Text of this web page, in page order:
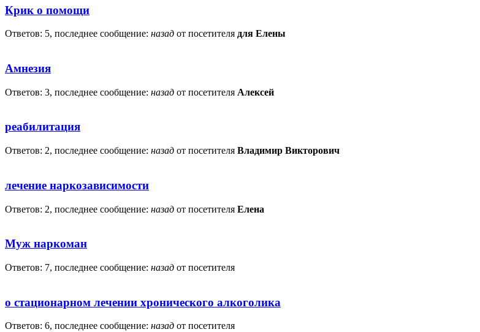
Крик о помощи
Ответов: 5, последнее сообщение: назад от посетителя для Елены
Амнезия
Ответов: 3, последнее сообщение: назад от посетителя Алексей
реабилитация
Ответов: 2, последнее сообщение: назад от посетителя Владимир Викторович
лечение наркозависимости
Ответов: 2, последнее сообщение: назад от посетителя Елена
Муж наркоман
Ответов: 7, последнее сообщение: назад от посетителя
о стационарном лечении хронического алкоголика
Ответов: 6, последнее сообщение: назад от посетителя